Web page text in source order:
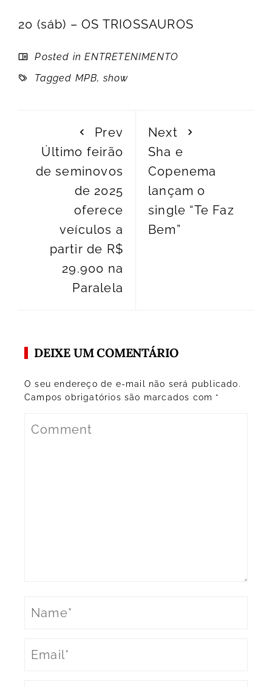
20 (sáb) – OS TRIOSSAUROS
Posted inENTRETENIMENTO
Tagged MPB,show
Prev
Último feirão
de seminovos
de 2025
oferece
veículos a
partir de R$
29.900 na
Paralela
Next
Sha e
Copenema
lançam o
single “Te Faz
Bem”
DEIXE UM COMENTÁRIO
O seu endereço de e-mail não será publicado.
Campos obrigatórios são marcados com *